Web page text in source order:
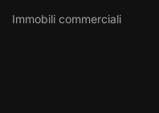
Immobili commerciali